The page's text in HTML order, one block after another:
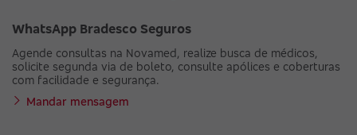
WhatsApp Bradesco Seguros
Agende consultas na Novamed, realize busca de médicos,
solicite segunda via de boleto, consulte apólices e coberturas
com facilidade e segurança.
Mandar mensagem